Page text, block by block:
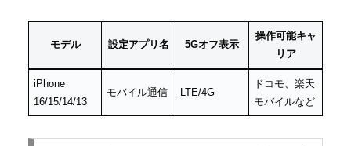
モデル 設定アプリ名 5Gオフ表示
操作可能キャ
リア
iPhone
16/15/14/13
モバイル通信 LTE/4G
ドコモ、楽天
モバイルなど